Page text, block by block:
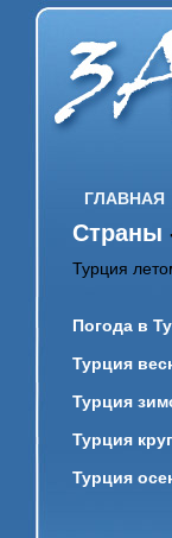
ГЛАВНАЯ
Страны
Турция
Погода в
Турция
Турция
Турция
Турция